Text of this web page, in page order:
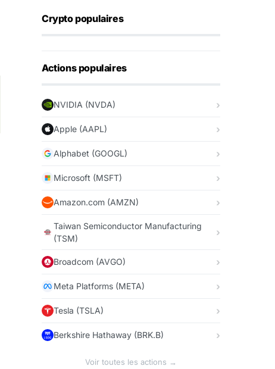
Crypto populaires
Actions populaires
NVIDIA (NVDA)
Apple (AAPL)
Alphabet (GOOGL)
Microsoft (MSFT)
Amazon.com (AMZN)
Taiwan Semiconductor Manufacturing
(TSM)
Broadcom (AVGO)
Meta Platforms (META)
Tesla (TSLA)
Berkshire Hathaway (BRK.B)
Voir toutes les actions →